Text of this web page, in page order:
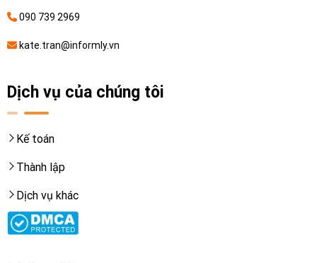
090 739 2969
kate.tran@informly.vn
Dịch vụ của chúng tôi
Kế toán
Thành lập
Dịch vụ khác